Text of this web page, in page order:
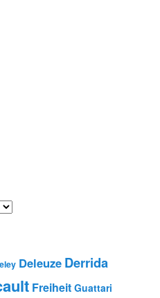
Deleuze Derrida
Freiheit Guattari